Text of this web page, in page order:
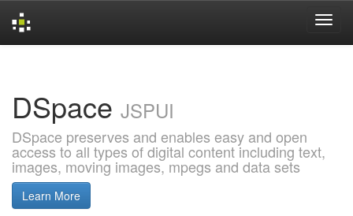
DSpace JSPUI
DSpace preserves and enables easy and open
access to all types of digital content including text,
images, moving images, mpegs and data sets
Learn More